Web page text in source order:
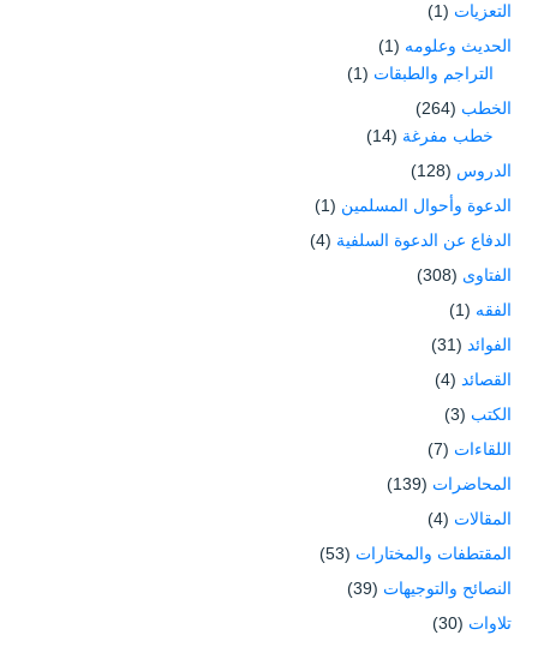
التعزيات (1)
الحديث وعلومه (1)
التراجم والطبقات (1)
الخطب (264)
خطب مفرغة (14)
الدروس (128)
الدعوة وأحوال المسلمين (1)
الدفاع عن الدعوة السلفية (4)
الفتاوى (308)
الفقه (1)
الفوائد (31)
القصائد (4)
الكتب (3)
اللقاءات (7)
المحاضرات (139)
المقالات (4)
المقتطفات والمختارات (53)
النصائح والتوجيهات (39)
تلاوات (30)